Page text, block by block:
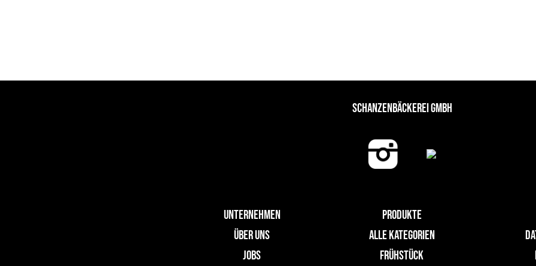
SCHANZENBÄCKEREI GMBH
UNTERNEHMEN
ÜBER UNS
JOBS
PRODUKTE
ALLE KATEGORIEN
FRÜHSTÜCK